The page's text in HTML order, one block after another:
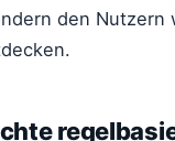
den Nutzern